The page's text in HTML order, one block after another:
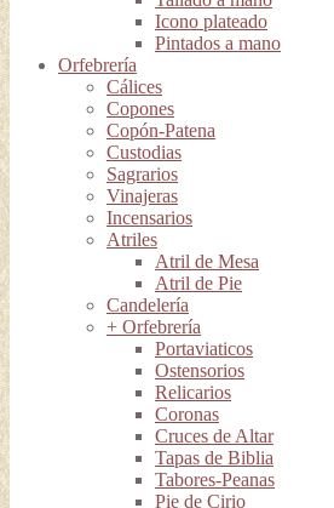
Icono plateado
Pintados a mano
Orfebrería
Cálices
Copones
Copón-Patena
Custodias
Sagrarios
Vinajeras
Incensarios
Atriles
Atril de Mesa
Atril de Pie
Candelería
+ Orfebrería
Portaviaticos
Ostensorios
Relicarios
Coronas
Cruces de Altar
Tapas de Biblia
Tabores-Peanas
Pie de Cirio